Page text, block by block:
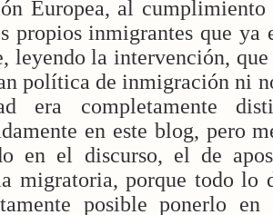
Europea, al
propios inmigrantes que ya
leyendo la intervención,
política de inmigración ni
era completamente
en este blog, pero
en el discurso, el de
migratoria, porque todo lo
posible ponerlo